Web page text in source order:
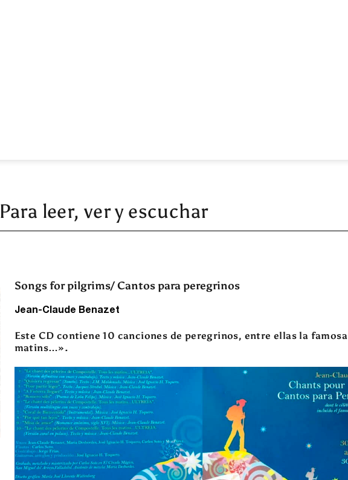
Para leer, ver y escuchar
Songs for pilgrims/ Cantos para peregrinos
Jean-Claude Benazet
Este CD contiene 10 canciones de peregrinos, entre ellas la
matins…».